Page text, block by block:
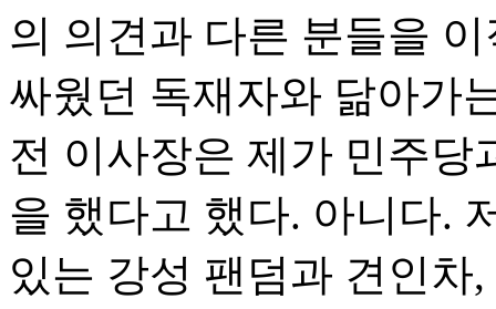
의 의견과 다른 분들을
싸웠던 독재자와 닮아가
전 이사장은 제가 민주당
을 했다고 했다. 아니다.
있는 강성 팬덤과 견인차